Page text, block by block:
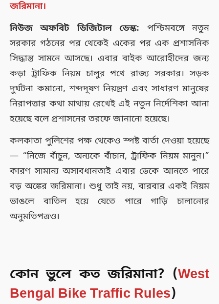
জরিমানা।
নিউজ অফবিট ডিজিটাল ডেস্ক: পশ্চিমবঙ্গে নতুন
সরকার গঠনের পর থেকেই একের পর এক প্রশাসনিক
সিদ্ধান্ত সামনে আসছে। এবার বাইক আরোহীদের জন্য
কড়া ট্রাফিক নিয়ম চালুর পথে রাজ্য সরকার। সড়ক
দুর্ঘটনা কমানো, শব্দদূষণ নিয়ন্ত্রণ এবং সাধারণ মানুষের
নিরাপত্তার কথা মাথায় রেখেই এই নতুন নির্দেশিকা আনা
হয়েছে বলে প্রশাসনের তরফে জানানো হয়েছে।
কলকাতা পুলিশের পক্ষ থেকেও স্পষ্ট বার্তা দেওয়া হয়েছে
— “নিজে বাঁচুন, অন্যকে বাঁচান, ট্রাফিক নিয়ম মানুন।”
কারণ সামান্য অসাবধানতাই এবার ডেকে আনতে পারে
বড় অঙ্কের জরিমানা। শুধু তাই নয়, বারবার একই নিয়ম
ভাঙলে বাতিল হয়ে যেতে পারে গাড়ি চালানোর
অনুমতিপত্রও।
কোন ভুলে কত জরিমানা? (West
Bengal Bike Traffic Rules)